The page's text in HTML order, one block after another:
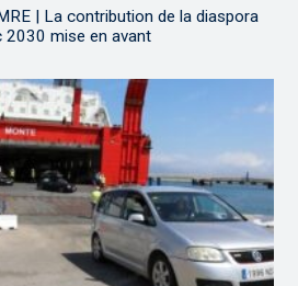
| La contribution de la diaspora
2030 mise en avant